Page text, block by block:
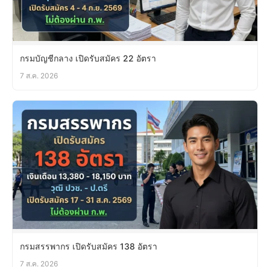
กรมบัญชีกลาง เปิดรับสมัคร 22 อัตรา
7 ส.ค. 2026
กรมสรรพากร เปิดรับสมัคร 138 อัตรา
7 ส.ค. 2026